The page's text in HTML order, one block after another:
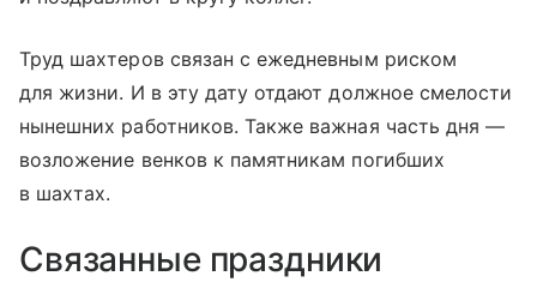
Труд шахтеров связан с ежедневным риском
для жизни. И в эту дату отдают должное смелости
нынешних работников. Также важная часть дня —
возложение венков к памятникам погибших
в шахтах.
Связанные праздники